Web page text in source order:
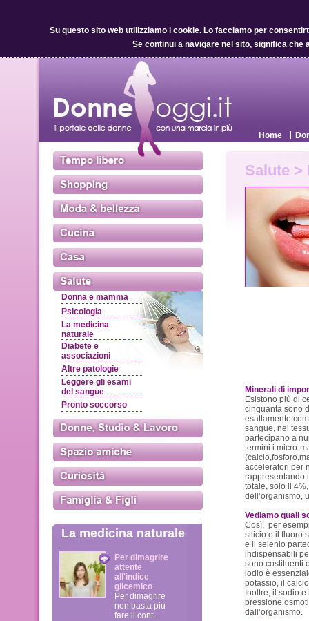
Su questo sito web utilizziamo i cookie.Lo facciamo per
Se continui a navigare nel sito, significa che
Home
Donna e mamma
Psicologia
La medicina
naturale
Diabete e
associazioni
Altre patologie
Leggere gli esami
del sangue
Pronto soccorso
La medicina naturale
Per dimagrire
attente
all'indice
glicemico
Per dimagrire
non basta più
fare il cont...
Salute >
Minerali di
Esistono più di
cinquanta sono
esattamente
sangue, nei
partecipano a
termini i micro-
acceleratori per
rappresentando
totale, solo il
dell’organismo,
Vediamo quali
Così, per
silicio e il fluoro
e il selenio
indispensabili
sono costituenti
iodio è
potassio, il
Inoltre, il sodio
pressione
dall’organismo.